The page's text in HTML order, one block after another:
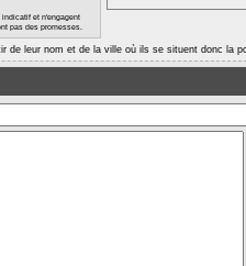
et n'engagent
pas des promesses.
de leur nom et de la ville où ils se situent donc la